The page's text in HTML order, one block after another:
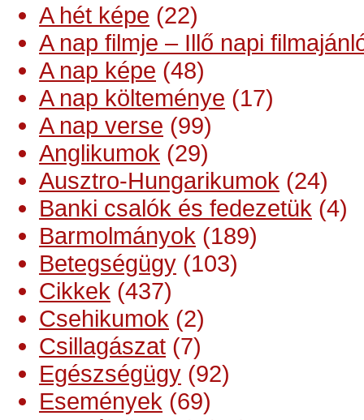
A hét képe (22)
A nap filmje – Illő napi
A nap képe (48)
A nap költeménye (17)
A nap verse (99)
Anglikumok (29)
Ausztro-Hungarikumok (24)
Banki csalók és fedezetük (4)
Barmolmányok (189)
Betegségügy (103)
Cikkek (437)
Csehikumok (2)
Csillagászat (7)
Egészségügy (92)
Események (69)